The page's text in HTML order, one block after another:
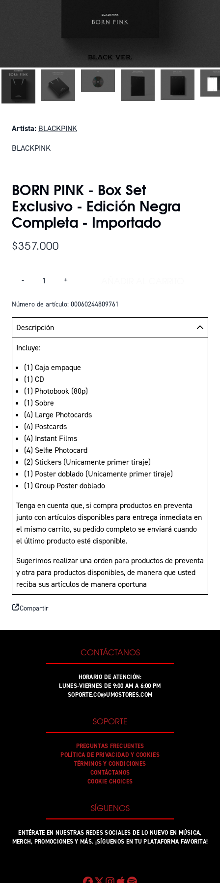
Artista: BLACKPINK
BLACKPINK
BORN PINK - Box Set
Exclusivo - Edición Negra
Completa - Importado
$357.000
- +
Número de artículo: 00060244809761
Descripción
Incluye:
(1) Caja empaque
(1) CD
(1) Photobook (80p)
(1) Sobre
(4) Large Photocards
(4) Postcards
(4) Instant Films
(4) Selfie Photocard
(2) Stickers (Unicamente primer tiraje)
(1) Poster doblado (Unicamente primer tiraje)
(1) Group Poster doblado
Tenga en cuenta que, si compra productos en preventa
junto con artículos disponibles para entrega inmediata en
el mismo carrito, su pedido completo se enviará cuando
el último producto esté disponible.
Sugerimos realizar una orden para productos de preventa
y otra para productos disponibles, de manera que usted
reciba sus artículos de manera oportuna
Compartir
CONTÁCTANOS
HORARIO DE ATENCIÓN:
LUNES-VIERNES DE 9:00 AM A 6:00 PM
SOPORTE.CO@UMGSTORES.COM
SOPORTE
PREGUNTAS FRECUENTES
POLÍTICA DE PRIVACIDAD Y COOKIES
TÉRMINOS Y CONDICIONES
CONTÁCTANOS
COOKIE CHOICES
SÍGUENOS
ENTÉRATE EN NUESTRAS REDES SOCIALES DE LO NUEVO EN MÚSICA,
MERCH, PROMOCIONES Y MÁS. ¡SÍGUENOS EN TU PLATAFORMA FAVORITA!